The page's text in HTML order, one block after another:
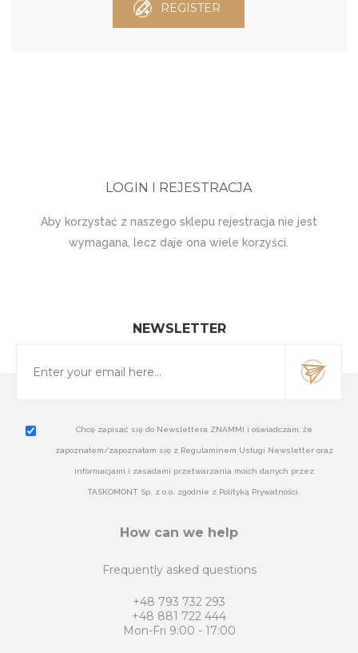
REGISTER
LOGIN I REJESTRACJA
Aby korzystać z naszego sklepu rejestracja nie jest
wymagana, lecz daje ona wiele korzyści.
NEWSLETTER
Chcę zapisać się do Newslettera ZNAMMI i oświadczam, że
zapoznałem/zapoznałam się z Regulaminem Usługi Newsletter oraz
informacjami i zasadami przetwarzania moich danych przez
TASKOMONT Sp. z o.o. zgodnie z Polityką Prywatności.
How can we help
Frequently asked questions
+48 793 732 293
+48 881 722 444
Mon-Fri 9:00 - 17:00